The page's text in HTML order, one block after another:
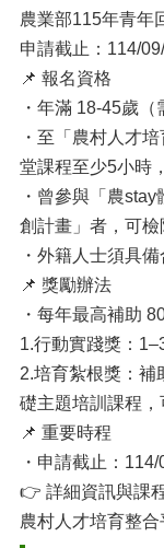
農業部115年青年
申請截止：114/
📌 報名資格
・年滿 18-45歲（
・至「農村人才
堂課程至少5小時
・曾參與「農
創計畫」者，可檢
・外籍人士須具
📌 獎勵辦法
・每年最高補助
1.行動實踐獎：
2.培育紮根獎：補
礎主題培訓課程
📌 重要時程
・申請截止：
👉 詳細資訊與課
農村人才培育整